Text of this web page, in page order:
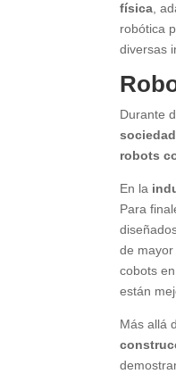
física ,
robótica
diversas
Durante
sociedad
robots
En la
Para
de
cobots
están
Más allá